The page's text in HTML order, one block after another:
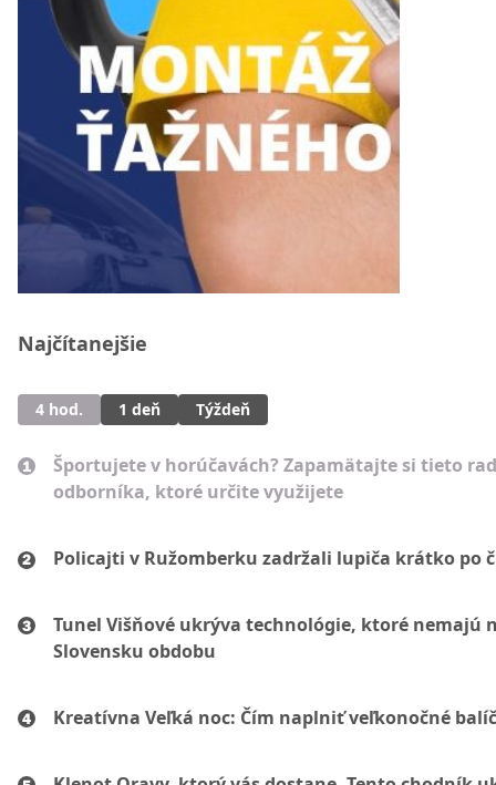
Najčítanejšie
4 hod. 1 deň Týždeň
Športujete v horúčavách? Zapamätajte si tieto
odborníka, ktoré určite využijete
Policajti v Ružomberku zadržali lupiča krátko po
Tunel Višňové ukrýva technológie, ktoré nemajú
Slovensku obdobu
Kreatívna Veľká noc: Čím naplniť veľkonočné